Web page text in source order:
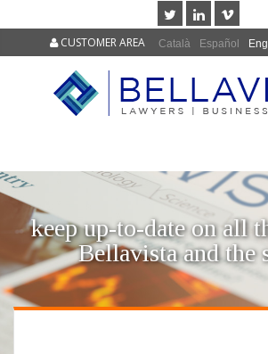
Català Español
CUSTOMER AREA
keep up-to-date on all
Bellavista and the